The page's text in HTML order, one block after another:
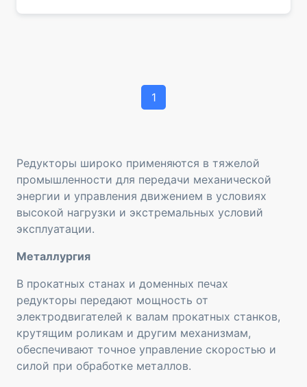
1
Редукторы широко применяются в тяжелой
промышленности для передачи механической
энергии и управления движением в условиях
высокой нагрузки и экстремальных условий
эксплуатации.
Металлургия
В прокатных станах и доменных печах
редукторы передают мощность от
электродвигателей к валам прокатных станков,
крутящим роликам и другим механизмам,
обеспечивают точное управление скоростью и
силой при обработке металлов.